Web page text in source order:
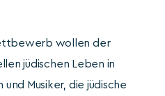
wollen der
jüdischen Leben in
Musiker, die jüdische